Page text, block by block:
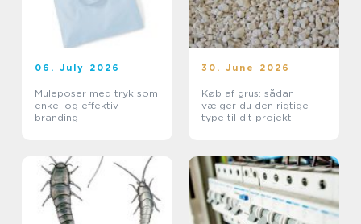
06. July 2026
Muleposer med tryk som
enkel og effektiv
branding
30. June 2026
Køb af grus: sådan
vælger du den rigtige
type til dit projekt